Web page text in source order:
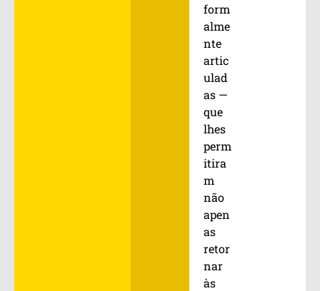
form
alme
nte
artic
ulad
as —
que
lhes
perm
itira
m
não
apen
as
retor
nar
às